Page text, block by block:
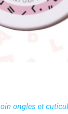
ongles et